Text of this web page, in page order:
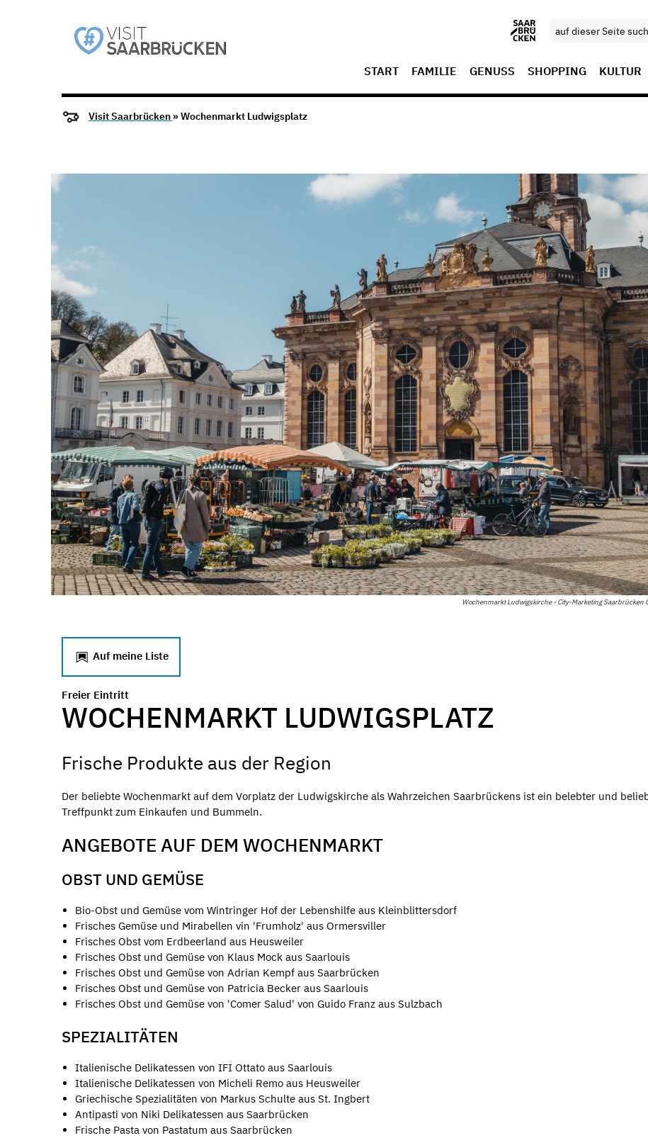
START FAMILIE GENUSS SHOPPING KULTUR
Visit Saarbrücken » Wochenmarkt Ludwigsplatz
Wochenmarkt Ludwigskirche - City-Marketing Saarbrücken
Auf meine Liste
Freier Eintritt
WOCHENMARKT LUDWIGSPLATZ
Frische Produkte aus der Region
Der beliebte Wochenmarkt auf dem Vorplatz der Ludwigskirche als Wahrzeichen Saarbrückens ist ein belebter und
Treffpunkt zum Einkaufen und Bummeln.
ANGEBOTE AUF DEM WOCHENMARKT
OBST UND GEMÜSE
Bio-Obst und Gemüse vom Wintringer Hof der Lebenshilfe aus Kleinblittersdorf
Frisches Gemüse und Mirabellen vin 'Frumholz' aus Ormersviller
Frisches Obst vom Erdbeerland aus Heusweiler
Frisches Obst und Gemüse von Klaus Mock aus Saarlouis
Frisches Obst und Gemüse von Adrian Kempf aus Saarbrücken
Frisches Obst und Gemüse von Patricia Becker aus Saarlouis
Frisches Obst und Gemüse von 'Comer Salud' von Guido Franz aus Sulzbach
SPEZIALITÄTEN
Italienische Delikatessen von IFI Ottato aus Saarlouis
Italienische Delikatessen von Micheli Remo aus Heusweiler
Griechische Spezialitäten von Markus Schulte aus St. Ingbert
Antipasti von Niki Delikatessen aus Saarbrücken
Frische Pasta von Pastatum aus Saarbrücken